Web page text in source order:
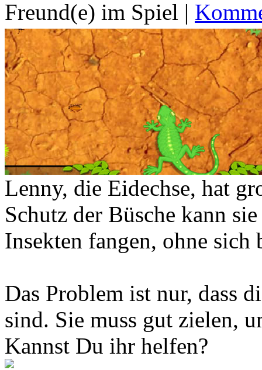
Freund(e) im Spiel |
Lenny, die Eidechse, hat
Schutz der Büsche kann
Insekten fangen, ohne sich
Das Problem ist nur, dass
sind. Sie muss gut zielen,
Kannst Du ihr helfen?